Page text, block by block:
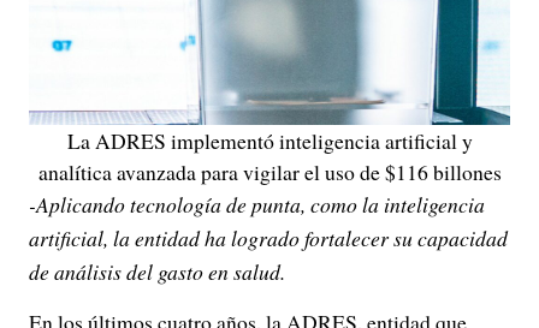
La ADRES implementó inteligencia artificial y
analítica avanzada para vigilar el uso de $116 billones
-Aplicando tecnología de punta, como la inteligencia
artificial, la entidad ha logrado fortalecer su capacidad
de análisis del gasto en salud.